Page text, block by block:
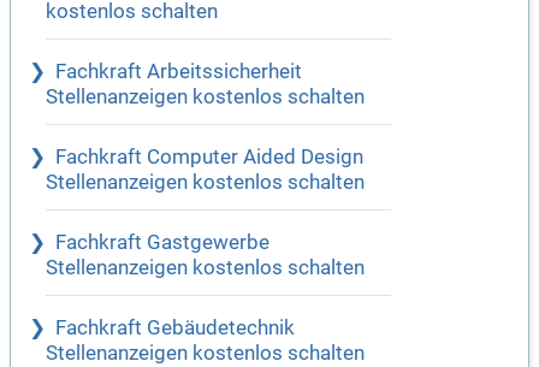
kostenlos schalten
Fachkraft Arbeitssicherheit
Stellenanzeigen kostenlos schalten
Fachkraft Computer Aided Design
Stellenanzeigen kostenlos schalten
Fachkraft Gastgewerbe
Stellenanzeigen kostenlos schalten
Fachkraft Gebäudetechnik
Stellenanzeigen kostenlos schalten